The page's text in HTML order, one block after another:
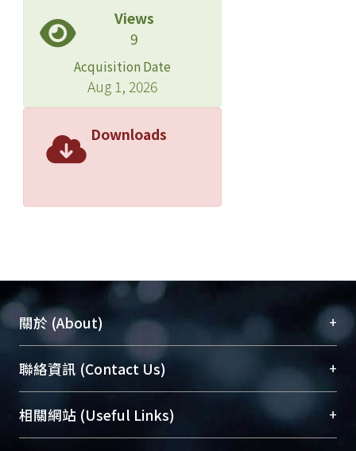
Views
9
Acquisition Date
Aug 1, 2026
Downloads
關於 (About) +
臺大位居世界頂尖大學之列，為永久珍藏及向國際
展現本校豐碩的研究成果及學術能量，圖書館整合
機構典藏（NTUR）與學術庫（AH）不同功能平
台，成為臺大學術典藏NTU scholars。期能整合研
聯絡資訊 (Contact Us) +
總館學科館員(Main Library)
醫學圖書館學科館員(Medical Library)
相關網站 (Useful Links) +